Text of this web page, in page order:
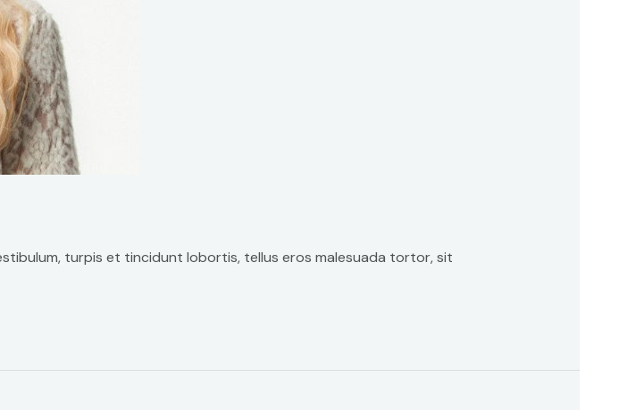
turpis et tincidunt lobortis, tellus eros malesuada tortor, sit